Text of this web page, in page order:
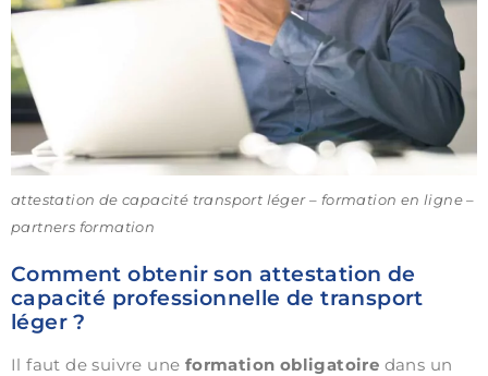
attestation de capacité transport léger – formation en ligne –
partners formation
Comment obtenir son attestation de
capacité professionnelle de transport
léger ?
Il faut de suivre une formation obligatoire dans un